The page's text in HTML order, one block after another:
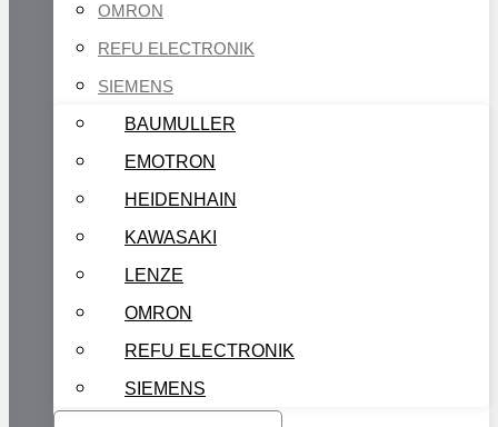
OMRON
REFU ELECTRONIK
SIEMENS
BAUMULLER
EMOTRON
HEIDENHAIN
KAWASAKI
LENZE
OMRON
REFU ELECTRONIK
SIEMENS